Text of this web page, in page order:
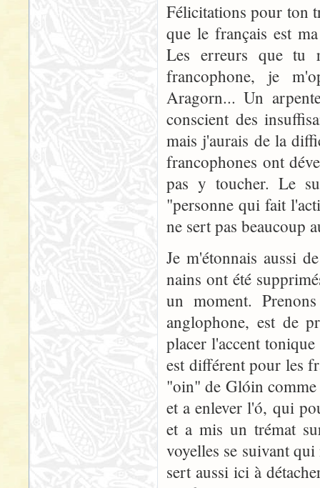
Félicitations pour ton
que le français est
Les erreurs que tu
francophone, je
Aragorn... Un
conscient des
mais j'aurais de la
francophones ont
pas y toucher. Le
"personne qui fait
ne sert pas beaucoup
Je m'étonnais aussi
nains ont été
un moment.
anglophone, est de
placer l'accent
est différent pour les
"oin" de Glóin comme
et a enlever l'ó, qui
et a mis un trémat
voyelles se suivant
sert aussi ici à